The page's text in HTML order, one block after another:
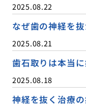
2025.08.22
なぜ歯の神経を
2025.08.21
歯石取りは本当
2025.08.18
神経を抜く治療